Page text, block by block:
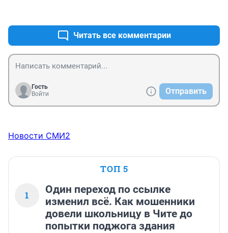
Читать все комментарии
Гость
Войти
Отправить
Новости СМИ2
ТОП 5
1
Один переход по ссылке
изменил всё. Как мошенники
довели школьницу в Чите до
попытки поджога здания